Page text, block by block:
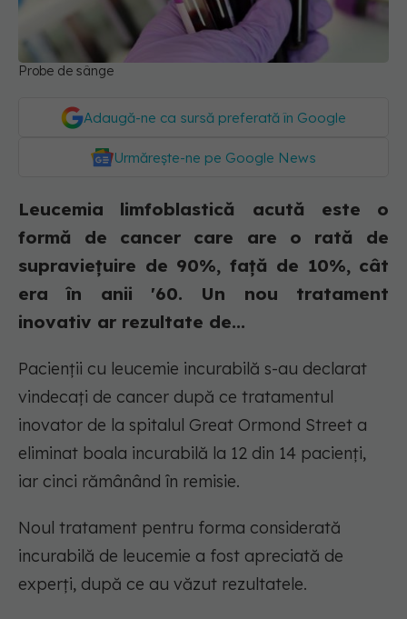
Probe de sânge
Adaugă-ne ca sursă preferată în Google
Urmărește-ne pe Google News
Leucemia limfoblastică acută este o
formă de cancer care are o rată de
supraviețuire de 90%, față de 10%, cât
era în anii '60. Un nou tratament
inovativ ar rezultate de...
Pacienții cu leucemie incurabilă s-au declarat
vindecați de cancer după ce tratamentul
inovator de la spitalul Great Ormond Street a
eliminat boala incurabilă la 12 din 14 pacienți,
iar cinci rămânând în remisie.
Noul tratament pentru forma considerată
incurabilă de leucemie a fost apreciată de
experți, după ce au văzut rezultatele.